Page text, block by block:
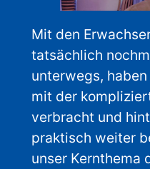
Mit den
tatsächlich
unterwegs,
mit der
verbracht und
praktisch weiter
unser Kernthema